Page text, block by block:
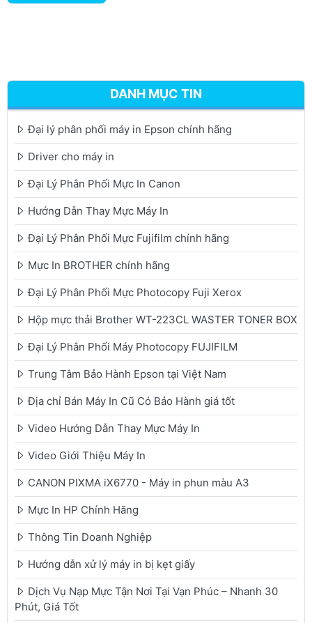
DANH MỤC TIN
Đại lý phân phối máy in Epson chính hãng
Driver cho máy in
Đại Lý Phân Phối Mực In Canon
Hướng Dẫn Thay Mực Máy In
Đại Lý Phân Phối Mực Fujifilm chính hãng
Mực In BROTHER chính hãng
Đại Lý Phân Phối Mực Photocopy Fuji Xerox
Hộp mực thải Brother WT-223CL WASTER TONER BOX
Đại Lý Phân Phối Máy Photocopy FUJIFILM
Trung Tâm Bảo Hành Epson tại Việt Nam
Địa chỉ Bán Máy In Cũ Có Bảo Hành giá tốt
Video Hướng Dẫn Thay Mực Máy In
Video Giới Thiệu Máy In
CANON PIXMA iX6770 - Máy in phun màu A3
Mực In HP Chính Hãng
Thông Tin Doanh Nghiệp
Hướng dẫn xử lý máy in bị kẹt giấy
Dịch Vụ Nạp Mực Tận Nơi Tại Vạn Phúc – Nhanh 30
Phút, Giá Tốt